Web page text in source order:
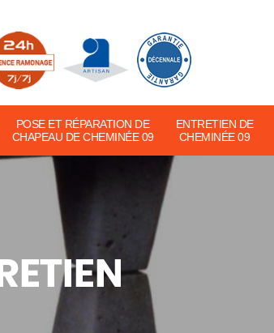
POSE ET RÉPARATION DE
CHAPEAU DE CHEMINÉE 09
ENTRETIEN DE
CHEMINÉE 09